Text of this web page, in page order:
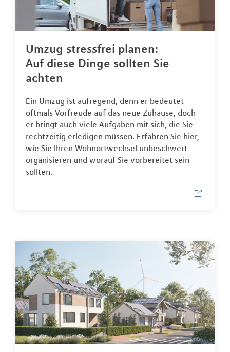
Umzug stressfrei planen:
Auf diese Dinge sollten Sie
achten
Ein Umzug ist aufregend, denn er bedeutet
oftmals Vorfreude auf das neue Zuhause, doch
er bringt auch viele Aufgaben mit sich, die Sie
rechtzeitig erledigen müssen. Erfahren Sie hier,
wie Sie Ihren Wohnortwechsel unbeschwert
organisieren und worauf Sie vorbereitet sein
sollten.